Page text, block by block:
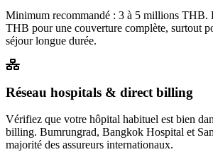
Minimum recommandé : 3 à 5 millions THB.
THB pour une couverture complète, surtout
séjour longue durée.
Réseau hospitals & direct billing
Vérifiez que votre hôpital habituel est bien
billing. Bumrungrad, Bangkok Hospital et
majorité des assureurs internationaux.